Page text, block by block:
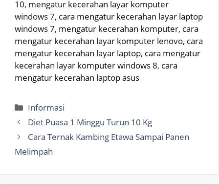
10, mengatur kecerahan layar komputer
windows 7, cara mengatur kecerahan layar laptop
windows 7, mengatur kecerahan komputer, cara
mengatur kecerahan layar komputer lenovo, cara
mengatur kecerahan layar laptop, cara mengatur
kecerahan layar komputer windows 8, cara
mengatur kecerahan laptop asus
Categories
Informasi
Diet Puasa 1 Minggu Turun 10 Kg
Cara Ternak Kambing Etawa Sampai Panen
Melimpah